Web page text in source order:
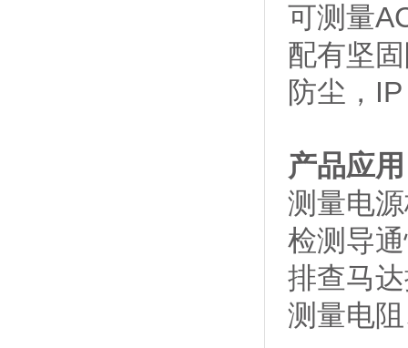
可测量
配有坚
防尘，
产品应用
测量电
检测导
排查马
测量电